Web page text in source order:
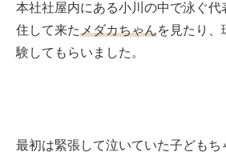
本社社屋内にある小川の中で泳ぐ代
住して来たメダカちゃんを見たり、
験してもらいました。
最初は緊張して泣いていた子どもち